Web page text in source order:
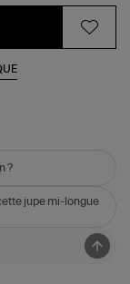
?
jupe mi-longue